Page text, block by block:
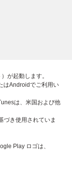
が起動します。
はAndroidでご利用い
は、米国および他
づき使用されていま
Play ロゴは、